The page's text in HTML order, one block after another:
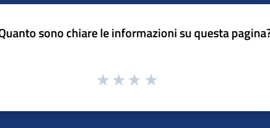
sono chiare le informazioni su questa